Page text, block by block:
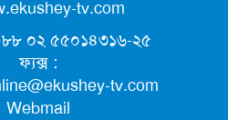
এইডের মাধ্যমে সন্তান ফিরে পেল
মা জুঁই
tv.com
০২ ৫৫০১৪৩১৬-২৫
ফ্যক্স :
tv.com
Webmail